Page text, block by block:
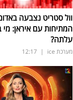
וול סטריט נצבעה
המתיחות עם איראן: מי
עלתה?
מערכת ice |
12:17